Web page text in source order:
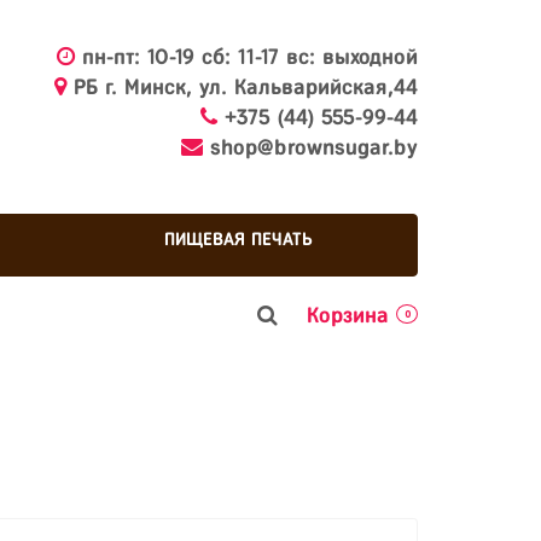
пн-пт: 10-19 сб: 11-17 вс: выходной
РБ г. Минск, ул. Кальварийская,44
+375 (44) 555-99-44
shop@brownsugar.by
ПИЩЕВАЯ ПЕЧАТЬ
Корзина 0